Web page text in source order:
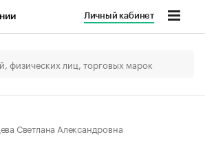
Личный кабинет
Светлана Александровна